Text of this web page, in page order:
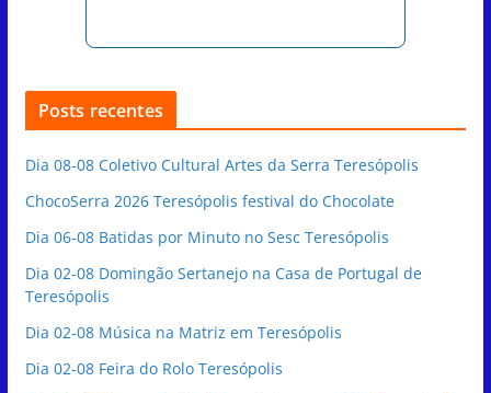
Posts recentes
Dia 08-08 Coletivo Cultural Artes da Serra Teresópolis
ChocoSerra 2026 Teresópolis festival do Chocolate
Dia 06-08 Batidas por Minuto no Sesc Teresópolis
Dia 02-08 Domingão Sertanejo na Casa de Portugal de
Teresópolis
Dia 02-08 Música na Matriz em Teresópolis
Dia 02-08 Feira do Rolo Teresópolis